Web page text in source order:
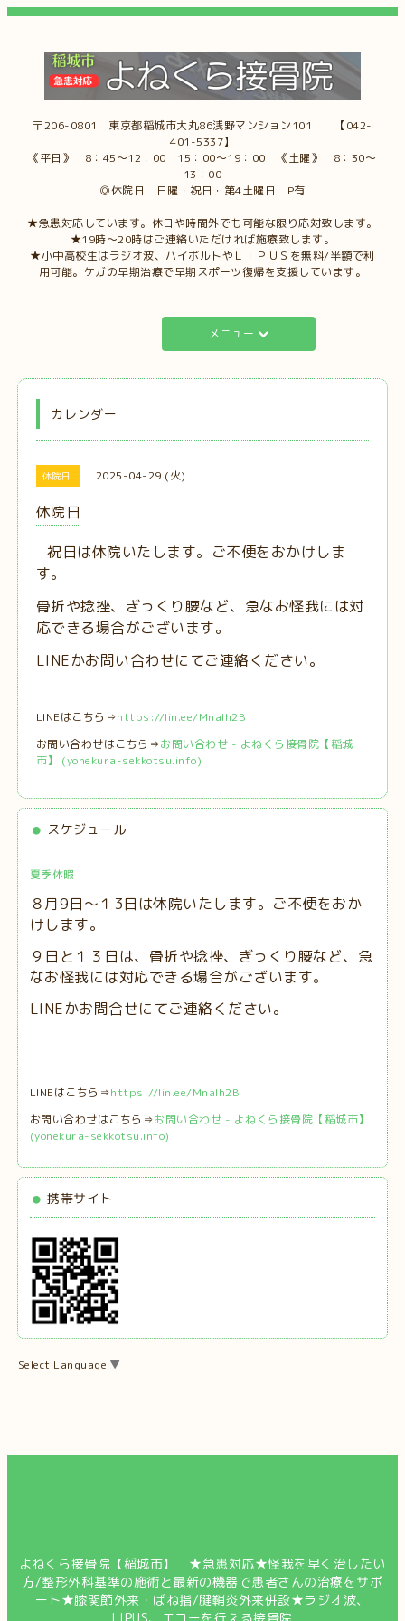
〒206-0801 東京都稲城市大丸86浅野マンション101 【042-
401-5337】
《平日》 8：45～12：00 15：00～19：00 《土曜》 8：30～
13：00
◎休院日 日曜・祝日・第4土曜日 P有
★急患対応しています。休日や時間外でも可能な限り応対致します。
★19時～20時はご連絡いただければ施療致します。
★小中高校生はラジオ波、ハイボルトやＬＩＰＵＳを無料/半額で利
用可能。ケガの早期治療で早期スポーツ復帰を支援しています。
メニュー
カレンダー
休院日 2025-04-29 (火)
休院日
祝日は休院いたします。ご不便をおかけしま
す。
骨折や捻挫、ぎっくり腰など、急なお怪我には対
応できる場合がございます。
LINEかお問い合わせにてご連絡ください。
LINEはこちら⇒https://lin.ee/MnaIh2B
お問い合わせはこちら⇒お問い合わせ - よねくら接骨院【稲城
市】 (yonekura-sekkotsu.info)
スケジュール
夏季休暇
８月9日～１3日は休院いたします。ご不便をおか
けします。
９日と１３日は、 骨折や捻挫、ぎっくり腰など、急
なお怪我には対応できる場合がございます。
LINEかお問合せにてご連絡ください。
LINEはこちら⇒https://lin.ee/MnaIh2B
お問い合わせはこちら⇒お問い合わせ - よねくら接骨院【稲城市】
(yonekura-sekkotsu.info)
携帯サイト
Select Language ▼
よねくら接骨院【稲城市】 ★急患対応★怪我を早く治したい
方/整形外科基準の施術と最新の機器で患者さんの治療をサポ
ート★膝関節外来・ばね指/腱鞘炎外来併設★ラジオ波、